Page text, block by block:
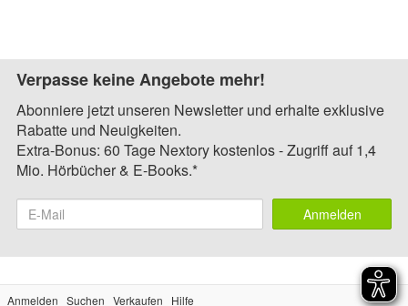
Verpasse keine Angebote mehr!
Abonniere jetzt unseren Newsletter und erhalte exklusive
Rabatte und Neuigkeiten.
Extra-Bonus: 60 Tage Nextory kostenlos - Zugriff auf 1,4
Mio. Hörbücher & E-Books.*
Anmelden
Anmelden Suchen Verkaufen Hilfe